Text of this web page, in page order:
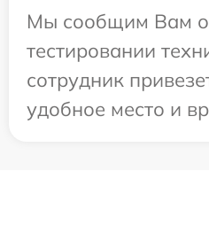
Мы сообщим Вам
тестировании
сотрудник
удобное место и